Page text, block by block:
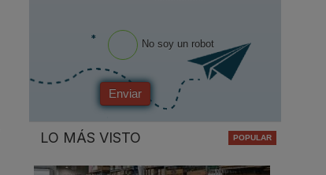
* No soy un robot
Enviar
LO MÁS VISTO